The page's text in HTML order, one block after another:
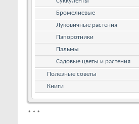
Бромелиевые
Луковичные растения
Папоротники
Пальмы
Садовые цветы и растения
Полезные советы
Книги
* * *